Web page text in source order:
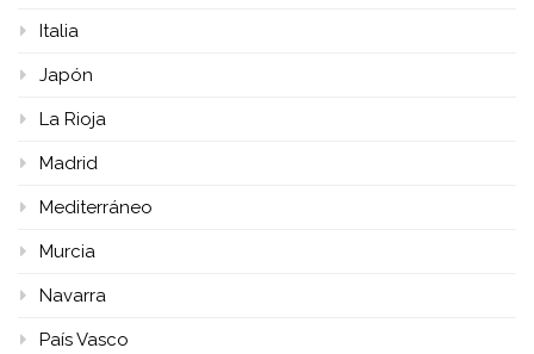
Italia
Japón
La Rioja
Madrid
Mediterráneo
Murcia
Navarra
País Vasco